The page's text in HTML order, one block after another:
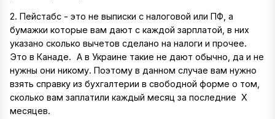
2. Пейстабс - это не выписки с налоговой или ПФ, а
бумажки которые вам дают с каждой зарплатой, в них
указано сколько вычетов сделано на налоги и прочее.
Это в Канаде. А в Украине такие не дают обычно, да и не
нужны они никому. Поэтому в данном случае вам нужно
взять справку из бухгалтерии в свободной форме о том,
сколько вам заплатили каждый месяц за последние Х
месяцев.